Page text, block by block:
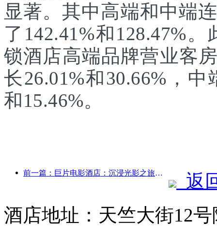
显著。其中高端和中端
了142.41%和128.47%
锁酒店高端品牌营业客
长26.01%和30.66%，
和15.46%。
前一篇：巨片电影酒店：‌沉浸光影之旅，巨片电影酒店定义出行新体验
返
酒店地址：天竺大街12